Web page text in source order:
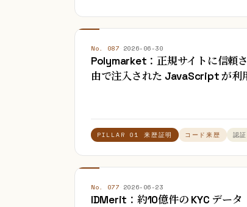
No. 087 2026-06-30
Polymarket：正規サイトに信頼
由で注入された JavaScript が利
PILLAR 01 来歴証明 コード来歴 認
No. 077 2026-06-23
IDMerit：約10億件の KYC データ